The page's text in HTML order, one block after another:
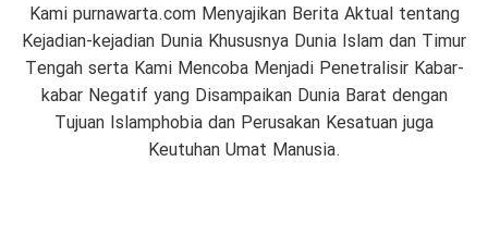
Kami purnawarta.com Menyajikan Berita Aktual tentang
Kejadian-kejadian Dunia Khususnya Dunia Islam dan Timur
Tengah serta Kami Mencoba Menjadi Penetralisir Kabar-
kabar Negatif yang Disampaikan Dunia Barat dengan
Tujuan Islamphobia dan Perusakan Kesatuan juga
Keutuhan Umat Manusia.